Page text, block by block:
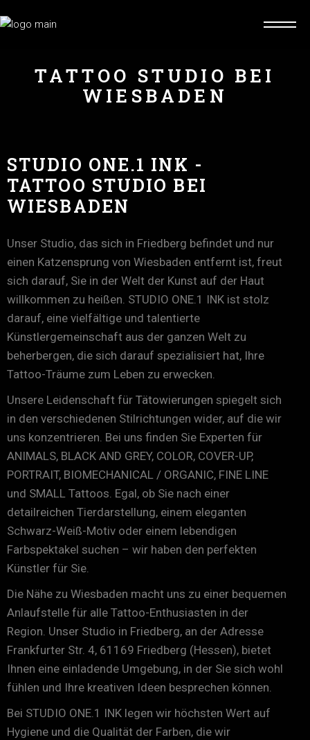
TATTOO STUDIO BEI
WIESBADEN
STUDIO ONE.1 INK -
TATTOO STUDIO BEI
WIESBADEN
Unser Studio, das sich in Friedberg befindet und nur
einen Katzensprung von Wiesbaden entfernt ist, freut
sich darauf, Sie in der Welt der Kunst auf der Haut
willkommen zu heißen. STUDIO ONE.1 INK ist stolz
darauf, eine vielfältige und talentierte
Künstlergemeinschaft aus der ganzen Welt zu
beherbergen, die sich darauf spezialisiert hat, Ihre
Tattoo-Träume zum Leben zu erwecken.
Unsere Leidenschaft für Tätowierungen spiegelt sich
in den verschiedenen Stilrichtungen wider, auf die wir
uns konzentrieren. Bei uns finden Sie Experten für
ANIMALS, BLACK AND GREY, COLOR, COVER-UP,
PORTRAIT, BIOMECHANICAL / ORGANIC, FINE LINE
und SMALL Tattoos. Egal, ob Sie nach einer
detailreichen Tierdarstellung, einem eleganten
Schwarz-Weiß-Motiv oder einem lebendigen
Farbspektakel suchen – wir haben den perfekten
Künstler für Sie.
Die Nähe zu Wiesbaden macht uns zu einer bequemen
Anlaufstelle für alle Tattoo-Enthusiasten in der
Region. Unser Studio in Friedberg, an der Adresse
Frankfurter Str. 4, 61169 Friedberg (Hessen), bietet
Ihnen eine einladende Umgebung, in der Sie sich wohl
fühlen und Ihre kreativen Ideen besprechen können.
Bei STUDIO ONE.1 INK legen wir höchsten Wert auf
Hygiene und die Qualität der Farben, die wir